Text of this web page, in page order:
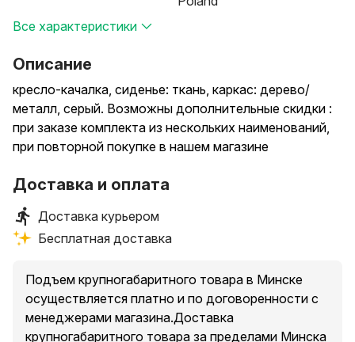
Все характеристики
Описание
кресло-качалка, сиденье: ткань, каркас: дерево/
металл, серый. Возможны дополнительные скидки :
при заказе комплекта из нескольких наименований,
при повторной покупке в нашем магазине
Доставка и оплата
Доставка курьером
Бесплатная доставка
Подъем крупногабаритного товара в Минске
осуществляется платно и по договоренности с
менеджерами магазина.Доставка
крупногабаритного товара за пределами Минска